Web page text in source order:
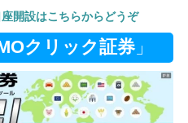
開設はこちらからどうぞ
クリック証券」